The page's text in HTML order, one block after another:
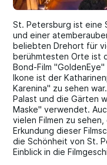
St. Petersburg ist eine
und einer
beliebten Drehort für
berühmtesten Orte ist
Bond-Film
Ikone ist der
Karenina" zu sehen
Palast und die Gärten
Maske" verwendet.
vielen Filmen zu
Erkundung dieser
die Schönheit von St.
Einblick in die